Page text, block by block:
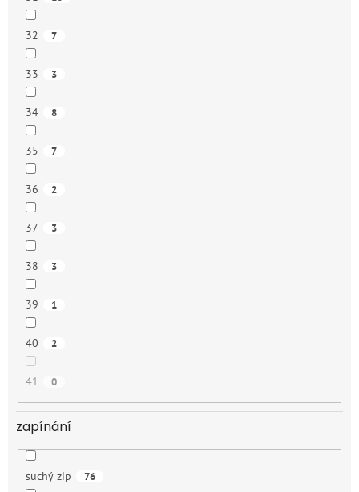
32 7
33 3
34 8
35 7
36 2
37 3
38 3
39 1
40 2
41 0
zapínání
suchý zip 76